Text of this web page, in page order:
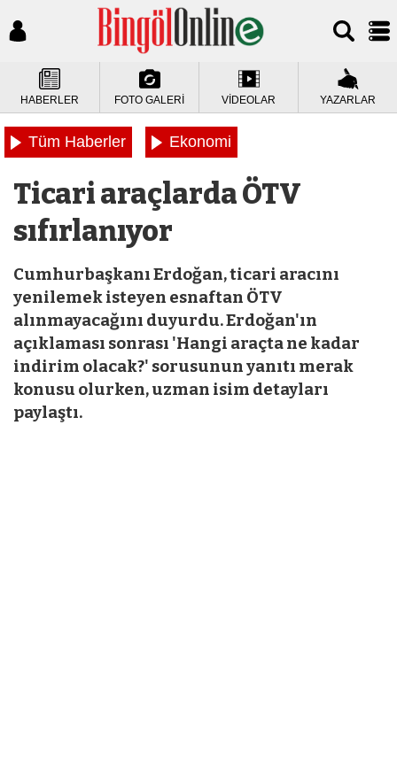
HABERLER FOTO GALERİ VİDEOLAR YAZARLAR
Tüm Haberler Ekonomi
Ticari araçlarda ÖTV
sıfırlanıyor
Cumhurbaşkanı Erdoğan, ticari aracını
yenilemek isteyen esnaftan ÖTV
alınmayacağını duyurdu. Erdoğan'ın
açıklaması sonrası 'Hangi araçta ne kadar
indirim olacak?' sorusunun yanıtı merak
konusu olurken, uzman isim detayları
paylaştı.